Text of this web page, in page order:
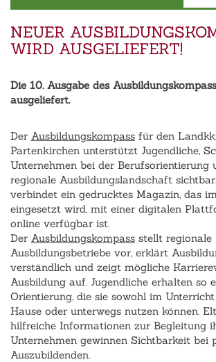
NEUER
WIRD AUSGELIEFERT!
Die 10. Ausgabe des
ausgeliefert.
Der Ausbildungskompass für den
Partenkirchen unterstützt Jugendliche,
Unternehmen bei der Berufsorientierung
regionale Ausbildungslandschaft
verbindet ein gedrucktes Magazin, das
eingesetzt wird, mit einer digitalen
online verfügbar ist.
Der Ausbildungskompass stellt regionale
Ausbildungsbetriebe vor, erklärt
verständlich und zeigt mögliche
Ausbildung auf. Jugendliche erhalten so
Orientierung, die sie sowohl im
Hause oder unterwegs nutzen können.
hilfreiche Informationen zur Begleitung
Unternehmen gewinnen Sichtbarkeit bei
Auszubildenden.